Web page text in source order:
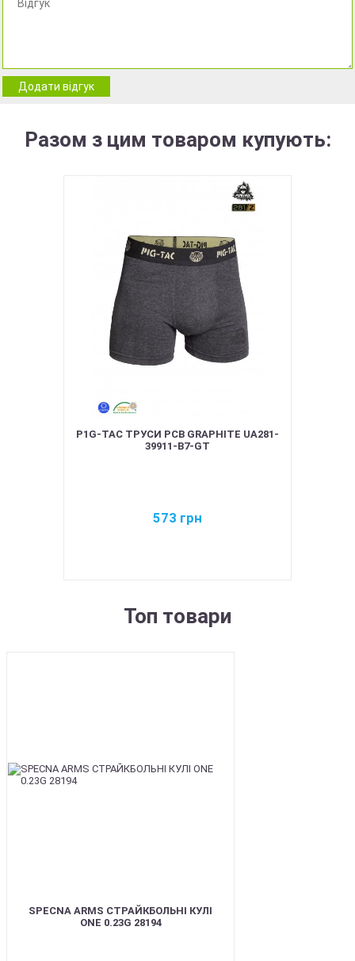
Додати відгук
Разом з цим товаром купують:
P1G-TAC ТРУСИ PCB GRAPHITE UA281-
39911-B7-GT
573 грн
Топ товари
SPECNA ARMS СТРАЙКБОЛЬНІ КУЛІ
ONE 0.23G 28194